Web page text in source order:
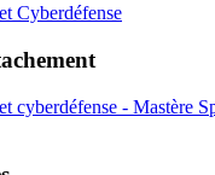
Cyberdéfense
cyberdéfense - Mastère